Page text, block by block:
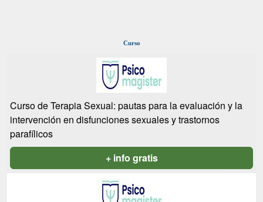
Curso
Curso de Terapia Sexual: pautas para la evaluación y la
intervención en disfunciones sexuales y trastornos
parafílicos
+ info gratis